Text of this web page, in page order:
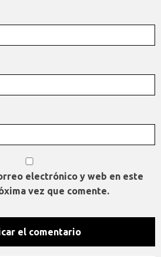
electrónico y web en este
vez que comente.